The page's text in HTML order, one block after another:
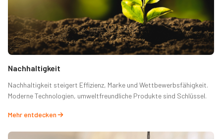
Nachhaltigkeit
Nachhaltigkeit steigert Effizienz, Marke und Wettbewerbsfähigkeit.
Moderne Technologien, umweltfreundliche Produkte sind Schlüssel.
Mehr entdecken